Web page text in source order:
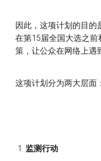
因此，这项计划的目
在第15届全国大选之
策，让公众在网络上遇
这项计划分为两大层面：
监测行动